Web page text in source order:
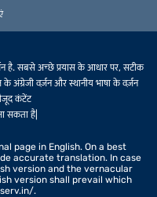
है. सबसे अच्छे प्रयास के आधार पर, सटीक
अंग्रेजी वर्ज़न और स्थानीय भाषा के वर्ज़न
कंटेंट
सकता है|
page in English. On a best
accurate translation. In case
version and the vernacular
version shall prevail which
.